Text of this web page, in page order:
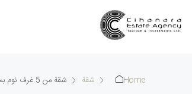
Home شقة شقة من 5 غرف نوم بمساحة 198 مترمربع + تراس بمساحة 42 مترمربع في إيسينتيبي